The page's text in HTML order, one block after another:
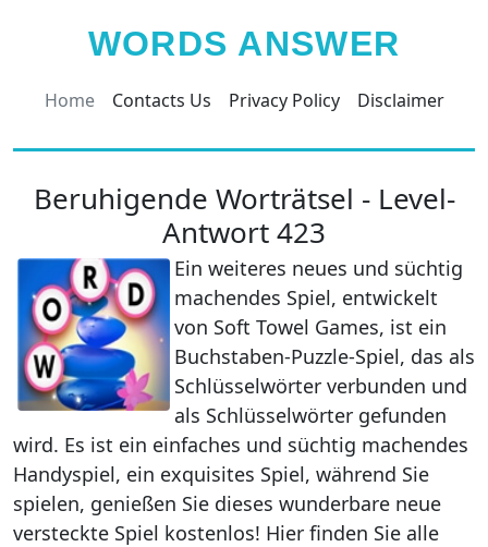
WORDS ANSWER
Home Contacts Us Privacy Policy Disclaimer
Beruhigende Worträtsel - Level-
Antwort 423
Ein weiteres neues und süchtig
machendes Spiel, entwickelt
von Soft Towel Games, ist ein
Buchstaben-Puzzle-Spiel, das als
Schlüsselwörter verbunden und
als Schlüsselwörter gefunden
wird. Es ist ein einfaches und süchtig machendes
Handyspiel, ein exquisites Spiel, während Sie
spielen, genießen Sie dieses wunderbare neue
versteckte Spiel kostenlos! Hier finden Sie alle